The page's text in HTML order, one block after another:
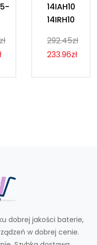
14IAH10
14IRH10
292.45zł
233.96zł
dobrej jakości baterie,
w dobrej cenie.